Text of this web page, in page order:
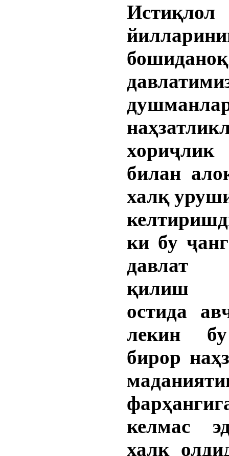
Истиқлол
бошиданоқ
хориҷлик
билан
халқ
ки бу
давлат
қилиш
остида
лекин
бирор
келмас
халқ